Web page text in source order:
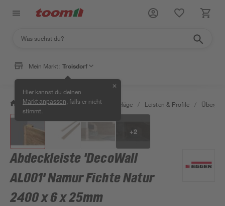
Mein Markt: Troisdorf
Hier kannst du deinen
Markt anpassen , falls er nicht
stimmt.
✕
/ Bauen & Renovieren / Bodenbeläge / Leisten & Profile /
+2
Abdeckleiste 'DecoWall
AL001' Namur Fichte Natur
2400 x 6 x 25mm